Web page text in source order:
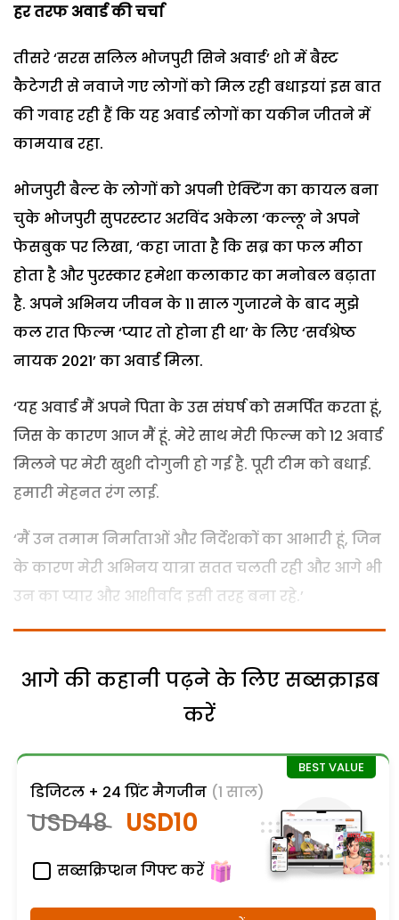
हर तरफ अवार्ड की चर्चा
तीसरे ‘सरस सलिल भोजपुरी सिने अवार्ड’ शो में बैस्ट
कैटेगरी से नवाजे गए लोगों को मिल रही बधाइयां इस बात
की गवाह रही हैं कि यह अवार्ड लोगों का यकीन जीतने में
कामयाब रहा.
भोजपुरी बैल्ट के लोगों को अपनी ऐक्टिंग का कायल बना
चुके भोजपुरी सुपरस्टार अरविंद अकेला ‘कल्लू’ ने अपने
फेसबुक पर लिखा, ‘कहा जाता है कि सब्र का फल मीठा
होता है और पुरस्कार हमेशा कलाकार का मनोबल बढ़ाता
है. अपने अभिनय जीवन के 11 साल गुजारने के बाद मुझे
कल रात फिल्म ‘प्यार तो होना ही था’ के लिए ‘सर्वश्रेष्ठ
नायक 2021’ का अवार्ड मिला.
‘यह अवार्ड मैं अपने पिता के उस संघर्ष को समर्पित करता हूं,
जिस के कारण आज मैं हूं. मेरे साथ मेरी फिल्म को 12 अवार्ड
मिलने पर मेरी खुशी दोगुनी हो गई है. पूरी टीम को बधाई.
हमारी मेहनत रंग लाई.
‘मैं उन तमाम निर्माताओं और निर्देशकों का आभारी हूं, जिन
के कारण मेरी अभिनय यात्रा सतत चलती रही और आगे भी
उन का प्यार और आशीर्वाद इसी तरह बना रहे.’
आगे की कहानी पढ़ने के लिए सब्सक्राइब
करें
डिजिटल + 24 प्रिंट मैगजीन (1 साल)
USD48 USD10
सब्सक्रिप्शन गिफ्ट करें